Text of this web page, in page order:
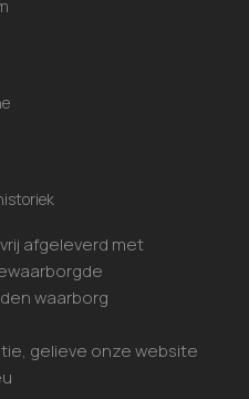
afgeleverd met
waarborg
gelieve onze website